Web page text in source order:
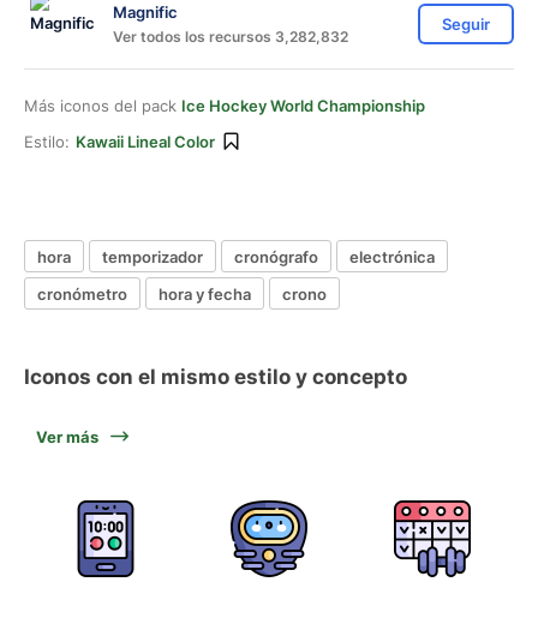
Magnific
Ver todos los recursos 3,282,832
Seguir
Más iconos del pack Ice Hockey World Championship
Estilo: Kawaii Lineal Color
hora temporizador cronógrafo
electrónica
cronómetro
hora y fecha crono
Iconos con el mismo estilo y concepto
Ver más